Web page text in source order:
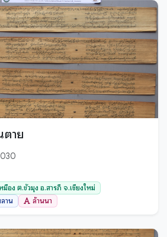
ตาย
มือง ต.ขัวมุง อ.สารภี จ.เชียงใหม่
าน ล้านนา